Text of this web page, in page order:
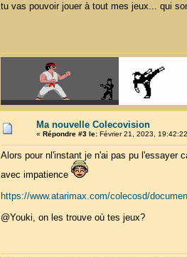
tu vas pouvoir jouer à tout mes jeux... qui
Ma nouvelle Colecovision
« Répondre #3 le:Février 21, 2023,
Alors pour nl'instant je n'ai pas pu l'essayer
avec impatience
https://www.atarimax.com/colecosd/
@Youki, on les trouve où tes jeux?